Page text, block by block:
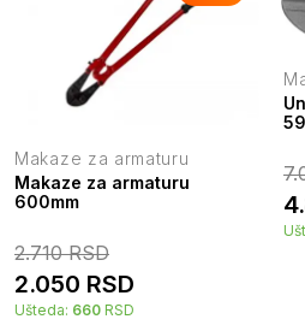
Makaze za armaturu
Makaze za armaturu
600mm
2.710RSD
2.050 RSD
Ušteda: 660 RSD